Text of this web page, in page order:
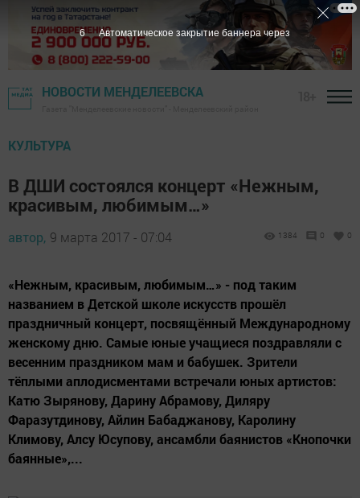
НОВОСТИ МЕНДЕЛЕЕВСКА
КУЛЬТУРА
В ДШИ состоялся концерт «Нежным,
красивым, любимым…»
автор, 9 марта 2017 - 07:04 1384 0 0
«Нежным, красивым, любимым…» - под таким
названием в Детской школе искусств прошёл
праздничный концерт, посвящённый Международному
женскому дню. Самые юные учащиеся поздравляли с
весенним праздником мам и бабушек. Зрители
тёплыми аплодисментами встречали юных артистов:
Катю Зырянову, Дарину Абрамову, Диляру
Фаразутдинову, Айлин Бабаджанову, Каролину
Климову, Алсу Юсупову, ансамбли баянистов «Кнопочки
баянные»,...
5 Автоматическое закрытие баннера через